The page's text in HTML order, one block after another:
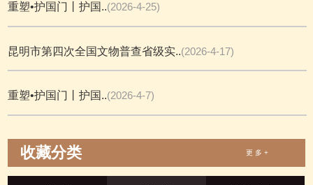
重塑•护国门丨护国..(2026-4-25)
昆明市第四次全国文物普查省级实..(2026-4-17)
重塑•护国门丨护国..(2026-4-7)
收藏分类 更 多 +